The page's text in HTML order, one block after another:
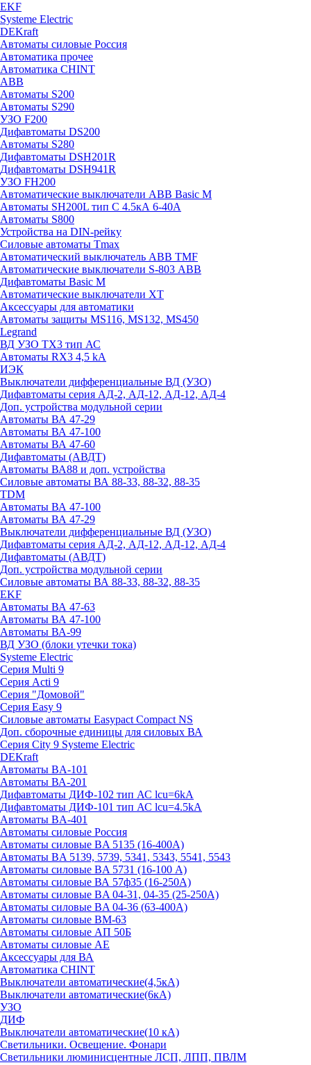
EKF
Systeme Electric
DEKraft
Автоматы силовые Россия
Автоматика прочее
Автоматика CHINT
ABB
Автоматы S200
Автоматы S290
УЗО F200
Дифавтоматы DS200
Автоматы S280
Дифавтоматы DSH201R
Дифавтоматы DSH941R
УЗО FH200
Автоматические выключатели ABB Basic M
Автоматы SH200L тип С 4.5кА 6-40А
Автоматы S800
Устройства на DIN-рейку
Силовые автоматы Tmax
Автоматический выключатель ABB TMF
Автоматические выключатели S-803 АВВ
Дифавтоматы Basic M
Автоматические выключатели XT
Аксессуары для автоматики
Автоматы защиты MS116, MS132, MS450
Legrand
ВД УЗО TX3 тип АС
Автоматы RX3 4,5 kA
ИЭК
Выключатели дифференциальные ВД (УЗО)
Дифавтоматы серия АД-2, АД-12, АД-12, АД-4
Доп. устройства модульной серии
Автоматы ВА 47-29
Автоматы ВА 47-100
Автоматы ВА 47-60
Дифавтоматы (АВДТ)
Автоматы ВА88 и доп. устройства
Силовые автоматы ВА 88-33, 88-32, 88-35
TDM
Автоматы ВА 47-100
Автоматы ВА 47-29
Выключатели дифференциальные ВД (УЗО)
Дифавтоматы серия АД-2, АД-12, АД-12, АД-4
Дифавтоматы (АВДТ)
Доп. устройства модульной серии
Силовые автоматы ВА 88-33, 88-32, 88-35
EKF
Автоматы ВА 47-63
Автоматы ВА 47-100
Автоматы ВА-99
ВД УЗО (блоки утечки тока)
Systeme Electric
Серия Multi 9
Серия Acti 9
Серия "Домовой"
Серия Easy 9
Силовые автоматы Easypact Compact NS
Доп. сборочные единицы для силовых ВА
Серия City 9 Systeme Electric
DEKraft
Автоматы BA-101
Автоматы ВА-201
Дифавтоматы ДИФ-102 тип АС lcu=6kA
Дифавтоматы ДИФ-101 тип АС lcu=4.5kA
Автоматы BA-401
Автоматы силовые Россия
Автоматы силовые BA 5135 (16-400А)
Автоматы BA 5139, 5739, 5341, 5343, 5541, 5543
Автоматы силовые BA 5731 (16-100 А)
Автоматы силовые ВА 57ф35 (16-250А)
Автоматы силовые BA 04-31, 04-35 (25-250А)
Автоматы силовые BA 04-36 (63-400А)
Автоматы силовые ВМ-63
Автоматы силовые АП 50Б
Автоматы силовые АЕ
Аксессуары для ВА
Автоматика CHINT
Выключатели автоматические(4,5кА)
Выключатели автоматические(6кА)
УЗО
ДИФ
Выключатели автоматические(10 кА)
Светильники. Освещение. Фонари
Светильники люминисцентные ЛСП, ЛПП, ПВЛМ